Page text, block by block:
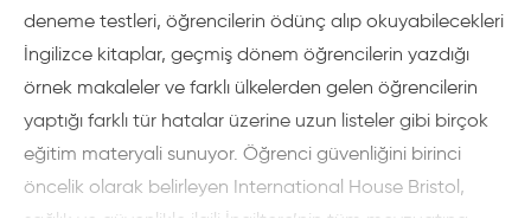
deneme testleri, öğrencilerin ödünç alıp okuyabilecekleri
İngilizce kitaplar, geçmiş dönem öğrencilerin yazdığı
örnek makaleler ve farklı ülkelerden gelen öğrencilerin
yaptığı farklı tür hatalar üzerine uzun listeler gibi birçok
eğitim materyali sunuyor. Öğrenci güvenliğini birinci
öncelik olarak belirleyen International House Bristol,